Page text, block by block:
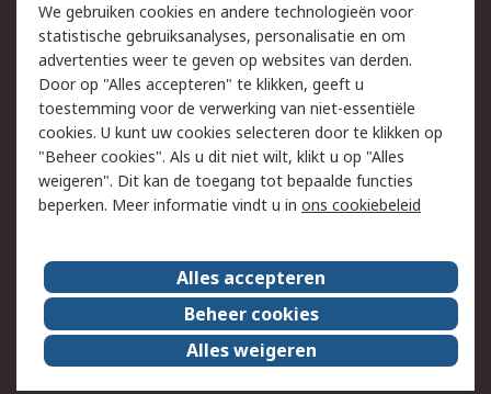
Track & Trace
Wettelijk
Cookiebeleid
Email veiligheid
Privacybeleid
Websitevoorwaarden
Algemene
verkoopvoorwaarden
Over RS
RS Group
Over ons
RS wereldwijd
Werken bij RS
ESG
We gebruiken cookies en andere technologieën voor
statistische gebruiksanalyses, personalisatie en om
advertenties weer te geven op websites van derden.
Door op "Alles accepteren" te klikken, geeft u
toestemming voor de verwerking van niet-essentiële
cookies. U kunt uw cookies selecteren door te klikken op
"Beheer cookies". Als u dit niet wilt, klikt u op "Alles
weigeren". Dit kan de toegang tot bepaalde functies
beperken. Meer informatie vindt u in ons cookiebeleid
Alles accepteren
Beheer cookies
Alles weigeren